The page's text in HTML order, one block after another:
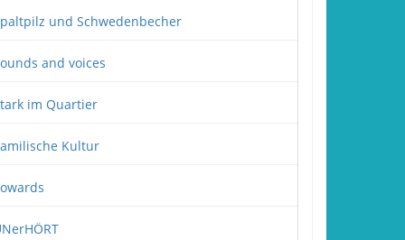
und Schwedenbecher
and voices
im Quartier
Kultur